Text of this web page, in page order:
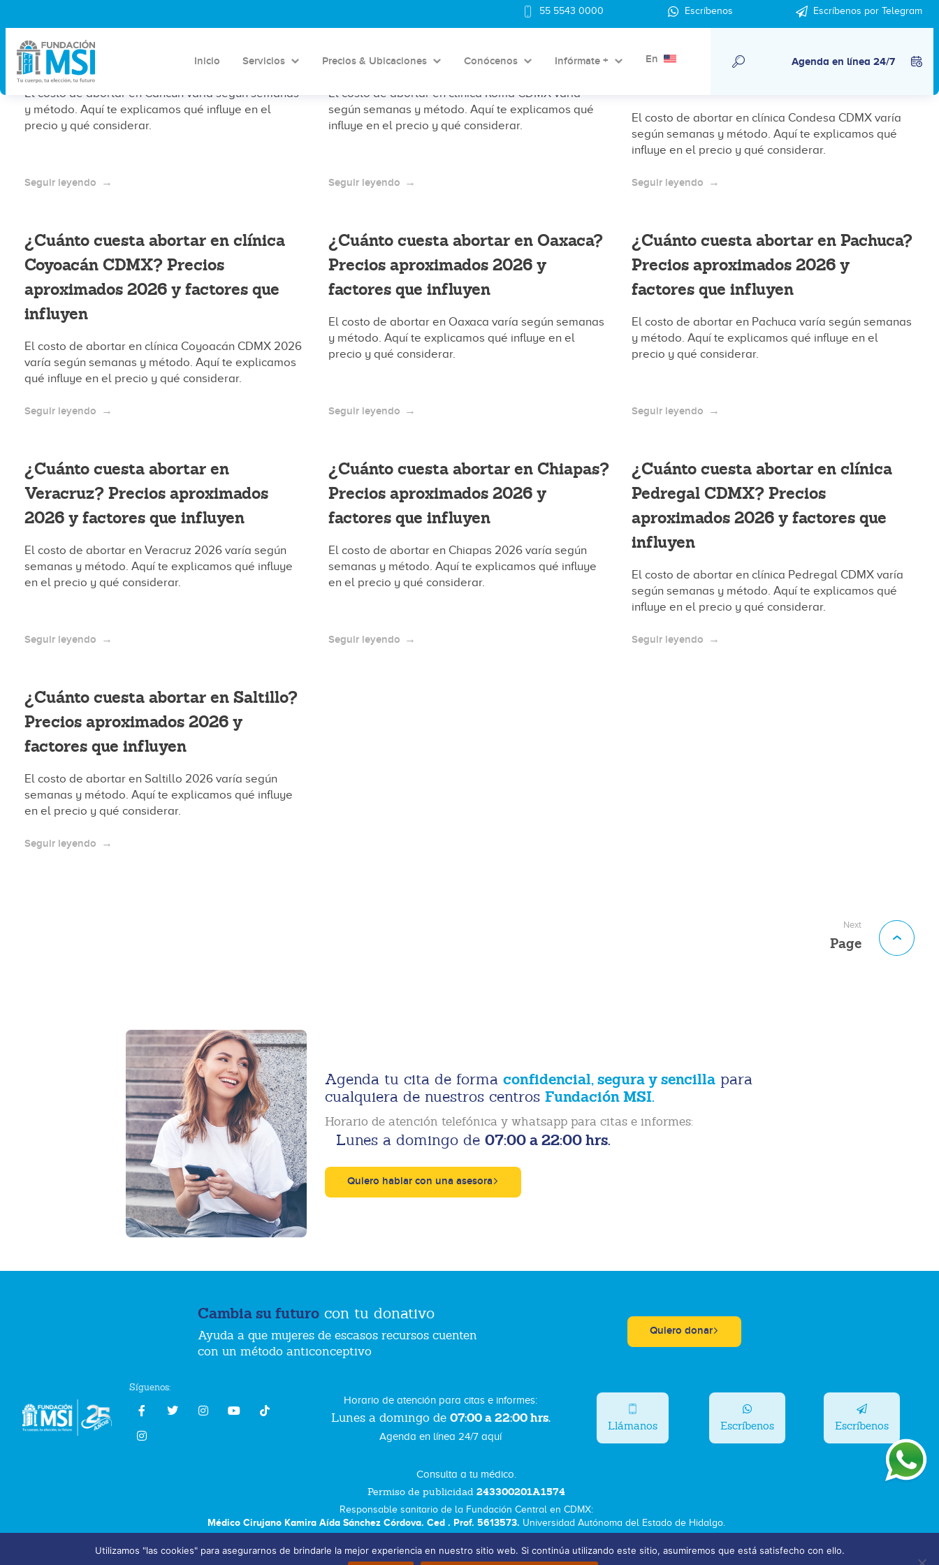
55 5543 0000 Escríbenos Escríbenos por Telegram
Inicio Servicios Precios & Ubicaciones Conócenos Infórmate + En Agenda en línea 24/7
Precios aproximados 2026 y
factores que influyen
El costo de abortar en Cancún varía según semanas
y método. Aquí te explicamos qué influye en el
precio y qué considerar.
Seguir leyendo
¿Cuánto cuesta abortar en clínica
2026 y factores que influyen
El costo de abortar en clínica Roma CDMX varía
según semanas y método. Aquí te explicamos qué
influye en el precio y qué considerar.
Seguir leyendo
¿Cuánto cuesta abortar en clínica
aproximados 2026 y factores que
El costo de abortar en clínica Condesa CDMX varía
según semanas y método. Aquí te explicamos qué
influye en el precio y qué considerar.
Seguir leyendo
¿Cuánto cuesta abortar en clínica
Coyoacán CDMX? Precios
aproximados 2026 y factores que
influyen
El costo de abortar en clínica Coyoacán CDMX 2026
varía según semanas y método. Aquí te explicamos
qué influye en el precio y qué considerar.
Seguir leyendo
¿Cuánto cuesta abortar en Oaxaca?
Precios aproximados 2026 y
factores que influyen
El costo de abortar en Oaxaca varía según semanas
y método. Aquí te explicamos qué influye en el
precio y qué considerar.
Seguir leyendo
¿Cuánto cuesta abortar en Pachuca?
Precios aproximados 2026 y
factores que influyen
El costo de abortar en Pachuca varía según semanas
y método. Aquí te explicamos qué influye en el
precio y qué considerar.
Seguir leyendo
¿Cuánto cuesta abortar en
Veracruz? Precios aproximados
2026 y factores que influyen
El costo de abortar en Veracruz 2026 varía según
semanas y método. Aquí te explicamos qué influye
en el precio y qué considerar.
Seguir leyendo
¿Cuánto cuesta abortar en Chiapas?
Precios aproximados 2026 y
factores que influyen
El costo de abortar en Chiapas 2026 varía según
semanas y método. Aquí te explicamos qué influye
en el precio y qué considerar.
Seguir leyendo
¿Cuánto cuesta abortar en clínica
Pedregal CDMX? Precios
aproximados 2026 y factores que
influyen
El costo de abortar en clínica Pedregal CDMX varía
según semanas y método. Aquí te explicamos qué
influye en el precio y qué considerar.
Seguir leyendo
¿Cuánto cuesta abortar en Saltillo?
Precios aproximados 2026 y
factores que influyen
El costo de abortar en Saltillo 2026 varía según
semanas y método. Aquí te explicamos qué influye
en el precio y qué considerar.
Seguir leyendo
Next
Page
Agenda tu cita de forma confidencial, segura y sencillapara
cualquiera de nuestros centros Fundación MSI.
Horario de atención telefónica y whatsapp para citas e informes:
Lunes a domingo de 07:00 a 22:00 hrs.
Quiero hablar con una asesora
Cambia su futuro con tu donativo
Ayuda a que mujeres de escasos recursos cuenten
con un método anticonceptivo
Quiero donar
Síguenos:
Horario de atención para citas e informes:
Lunes a domingo de 07:00 a 22:00 hrs.
Agenda en línea 24/7 aquí
Llámanos Escríbenos Escríbenos
Consulta a tu médico.
Permiso de publicidad243300201A1574
Responsable sanitario de la Fundación Central en CDMX:
Médico Cirujano Kamira Aída Sánchez Córdova. Ced . Prof. 5613573. Universidad Autónoma del Estado de Hidalgo.
Aviso de Privacidad Términos y Condiciones Bolsa de Trabajo
Utilizamos "las cookies" para asegurarnos de brindarle la mejor experiencia en nuestro sitio web. Si continúa utilizando este sitio, asumiremos que está satisfecho con ello.